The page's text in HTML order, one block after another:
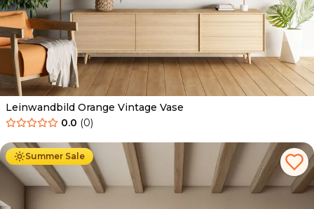
Leinwandbild Orange Vintage Vase
0.0 (0)
Summer Sale
Ab 39.90 € 34.90